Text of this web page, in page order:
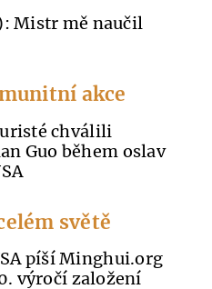
Mistr mě naučil
akce
chválili
Guo během oslav
světě
píší Minghui.org
výročí založení